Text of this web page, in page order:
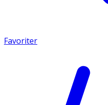
Favoriter